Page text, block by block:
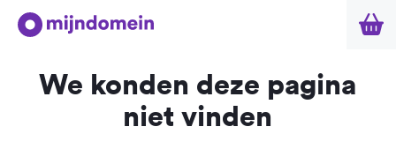
We konden deze pagina
niet vinden